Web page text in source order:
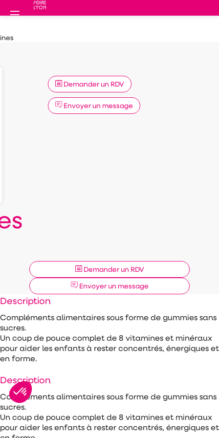
Demander un RDV
Envoyer un message
Demander un RDV
Envoyer un message
Description
Compléments alimentaires sous forme de gummies sans
sucres.
Un coup de pouce complet de 8 vitamines et minéraux
pour aider les enfants à rester concentrés, énergiques et
en forme.
Description
Compléments alimentaires sous forme de gummies sans
sucres.
Un coup de pouce complet de 8 vitamines et minéraux
pour aider les enfants à rester concentrés, énergiques et